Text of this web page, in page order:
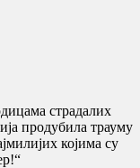
страдалих
продубила трауму
којима су